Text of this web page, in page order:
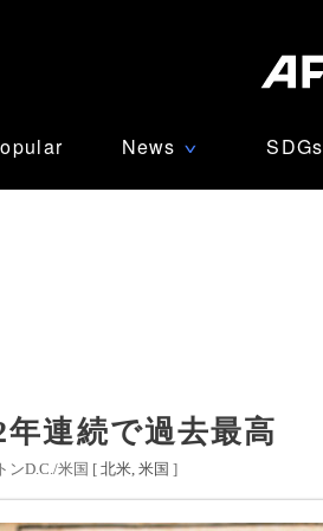
News ∨ SDGs
連続で過去最高
ンD.C./米国 [ 北米 米国 ]